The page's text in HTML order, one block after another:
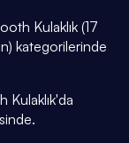
Kulaklık (17
kategorilerinde